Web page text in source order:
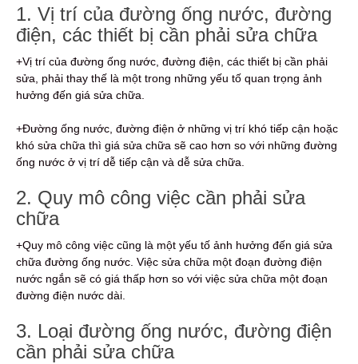
1. Vị trí của đường ống nước, đường
điện, các thiết bị cần phải sửa chữa
+Vị trí của đường ống nước, đường điện, các thiết bị cần phải
sửa, phải thay thế là một trong những yếu tố quan trọng ảnh
hưởng đến giá sửa chữa.
+Đường ống nước, đường điện ở những vị trí khó tiếp cận hoặc
khó sửa chữa thì giá sửa chữa sẽ cao hơn so với những đường
ống nước ở vị trí dễ tiếp cận và dễ sửa chữa.
2. Quy mô công việc cần phải sửa
chữa
+Quy mô công việc cũng là một yếu tố ảnh hưởng đến giá sửa
chữa đường ống nước. Việc sửa chữa một đoạn đường điện
nước ngắn sẽ có giá thấp hơn so với việc sửa chữa một đoạn
đường điện nước dài.
3. Loại đường ống nước, đường điện
cần phải sửa chữa